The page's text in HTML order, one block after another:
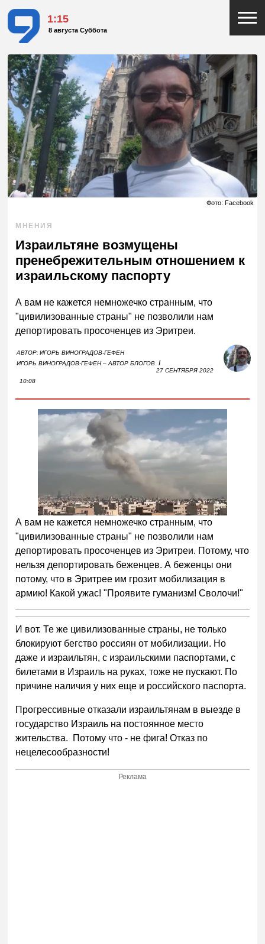
1:15
8 августа Суббота
Фото: Facebook
МНЕНИЯ
Израильтяне возмущены
пренебрежительным отношением к
израильскому паспорту
А вам не кажется немножечко странным, что
"цивилизованные страны" не позволили нам
депортировать просоченцев из Эритреи.
АВТОР:ИГОРЬ ВИНОГРАДОВ-ГЕФЕН
ИГОРЬ ВИНОГРАДОВ-ГЕФЕН – АВТОР БЛОГОВ I
27 СЕНТЯБРЯ 2022
10:08
А вам не кажется немножечко странным, что
"цивилизованные страны" не позволили нам
депортировать просоченцев из Эритреи. Потому, что
нельзя депортировать беженцев. А беженцы они
потому, что в Эритрее им грозит мобилизация в
армию! Какой ужас! "Проявите гуманизм! Сволочи!"
И вот. Те же цивилизованные страны, не только
блокируют бегство россиян от мобилизации. Но
даже и израильтян, с израильскими паспортами, с
билетами в Израиль на руках, тоже не пускают. По
причине наличия у них еще и российского паспорта.
Прогрессивные отказали израильтянам в выезде в
государство Израиль на постоянное место
жительства. Потому что - не фига! Отказ по
нецелесообразности!
Реклама